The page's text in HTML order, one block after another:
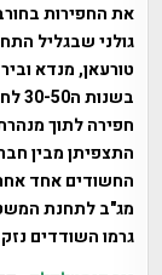
את החפירות
גולני שבגליל
טורעאן, מנדא
חפירה לתוך
התצפיתן מבין
החשודים אחד
מג"ב לתחנת
גרמו השודדים